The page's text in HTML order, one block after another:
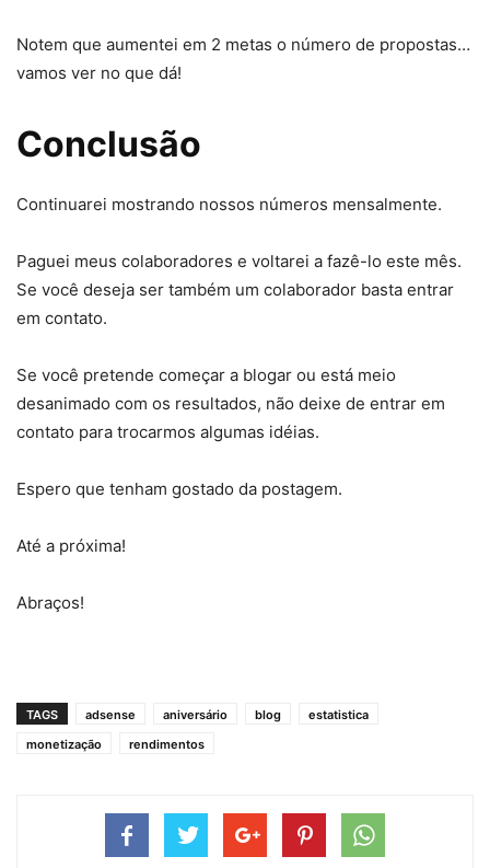
Notem que aumentei em 2 metas o número de propostas…
vamos ver no que dá!
Conclusão
Continuarei mostrando nossos números mensalmente.
Paguei meus colaboradores e voltarei a fazê-lo este mês.
Se você deseja ser também um colaborador basta entrar
em contato.
Se você pretende começar a blogar ou está meio
desanimado com os resultados, não deixe de entrar em
contato para trocarmos algumas idéias.
Espero que tenham gostado da postagem.
Até a próxima!
Abraços!
TAGS adsense aniversário blog
estatistica
monetização
rendimentos